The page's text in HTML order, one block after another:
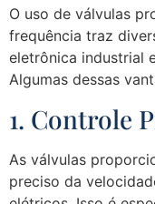
O uso de válvulas
frequência traz
eletrônica industrial
Algumas dessas
1. Controle
As válvulas
preciso da